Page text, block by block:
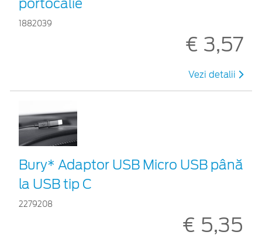
portocalie
1882039
€ 3,57
Vezi detalii
Bury* Adaptor USB Micro USB până
la USB tip C
2279208
€ 5,35